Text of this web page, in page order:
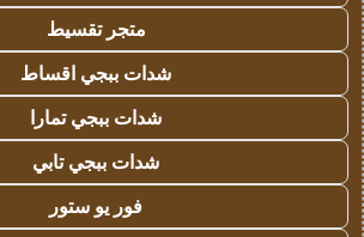
متجر تقسيط
شدات ببجي اقساط
شدات ببجي تمارا
شدات ببجي تابي
فور يو ستور